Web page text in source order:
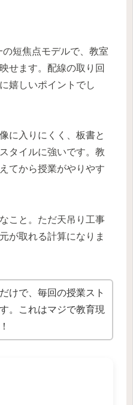
短焦点モデルで、教室
せます。配線の取り回
嬉しいポイントでし
に入りにくく、板書と
タイルに強いです。教
てから授業がやりやす
こと。ただ天吊り工事
が取れる計算になりま
けで、毎回の授業スト
。これはマジで教育現